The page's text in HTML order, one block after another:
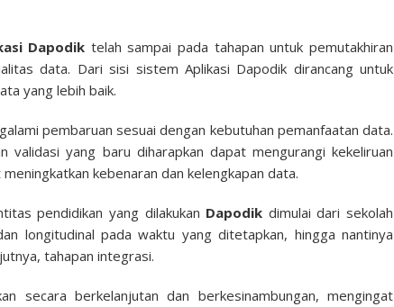
Dapodik telah sampai pada tahapan untuk pemutakhiran
data. Dari sisi sistem Aplikasi Dapodik dirancang untuk
yang lebih baik.
pembaruan sesuai dengan kebutuhan pemanfaatan data.
validasi yang baru diharapkan dapat mengurangi kekeliruan
kebenaran dan kelengkapan data.
pendidikan yang dilakukan Dapodik dimulai dari sekolah
longitudinal pada waktu yang ditetapkan, hingga nantinya
tahapan integrasi.
secara berkelanjutan dan berkesinambungan, mengingat